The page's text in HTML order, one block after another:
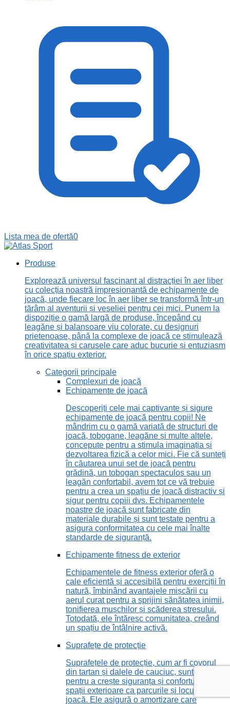
Lista mea de ofertă0
Produse
Explorează universul fascinant al distracției în aer liber
cu colecția noastră impresionantă de echipamente de
joacă, unde fiecare loc în aer liber se transformă într-un
tărâm al aventurii și veseliei pentru cei mici. Punem la
dispoziție o gamă largă de produse, începând cu
leagăne și balansoare viu colorate, cu designuri
prietenoase, până la complexe de joacă ce stimulează
creativitatea și carusele care aduc bucurie și entuziasm
în orice spațiu exterior.
Categorii principale
Complexuri de joacă
Echipamente de joacă
Descoperiți cele mai captivante și sigure
echipamente de joacă pentru copii! Ne
mândrim cu o gamă variată de structuri de
joacă, tobogane, leagăne și multe altele,
concepute pentru a stimula imaginația și
dezvoltarea fizică a celor mici. Fie că sunteți
în căutarea unui set de joacă pentru
grădină, un tobogan spectaculos sau un
leagăn confortabil, avem tot ce vă trebuie
pentru a crea un spațiu de joacă distractiv și
sigur pentru copiii dvs. Echipamentele
noastre de joacă sunt fabricate din
materiale durabile și sunt testate pentru a
asigura conformitatea cu cele mai înalte
standarde de siguranță.
Echipamente fitness de exterior
Echipamentele de fitness exterior oferă o
cale eficientă și accesibilă pentru exerciții în
natură, îmbinând avantajele mișcării cu
aerul curat pentru a sprijini sănătatea inimii,
tonifierea mușchilor și scăderea stresului.
Totodată, ele întăresc comunitatea, creând
un spațiu de întâlnire activă.
Suprafețe de protecție
Suprafețele de protecție, cum ar fi covorul
din tartan și dalele de cauciuc, sunt vitale
pentru a crește siguranța și confortul în
spații exterioare ca parcurile și locurile de
joacă. Ele asigură o amortizare care